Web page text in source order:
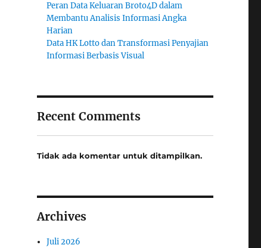
Peran Data Keluaran Broto4D dalam
Membantu Analisis Informasi Angka
Harian
Data HK Lotto dan Transformasi Penyajian
Informasi Berbasis Visual
Recent Comments
Tidak ada komentar untuk ditampilkan.
Archives
Juli 2026